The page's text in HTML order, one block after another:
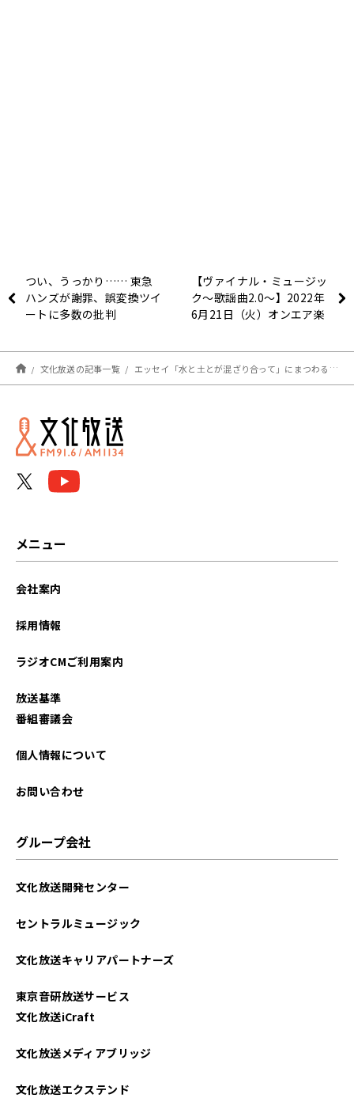
つい、うっかり…… 東急
ハンズが謝罪、誤変換ツイ
ートに多数の批判
【ヴァイナル・ミュージッ
ク～歌謡曲2.0～】2022年
6月21日（火）オンエア楽
文化放送の記事一覧 エッセイ「水と土とが混ざり合って」にまつわるエピソードを公開『宗次郎 オカリーナの森から』
メニュー
会社案内
採用情報
ラジオCMご利用案内
放送基準
番組審議会
個人情報について
お問い合わせ
グループ会社
文化放送開発センター
セントラルミュージック
文化放送キャリアパートナーズ
東京音研放送サービス
文化放送iCraft
文化放送メディアブリッジ
文化放送エクステンド